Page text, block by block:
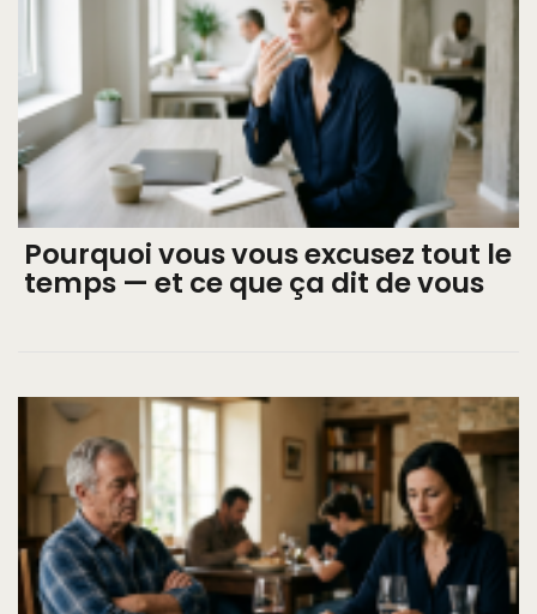
Pourquoi vous vous excusez tout le
temps — et ce que ça dit de vous